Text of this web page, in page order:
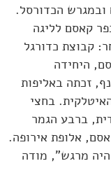
הכדורסל.
קאסם לליגה
קבוצת כדורגל
היחידה
זכתה באליפות
בחצי
הספרדית, ברבע הגמר
קאסם, אלופת אירופה.
מרגש", מודה